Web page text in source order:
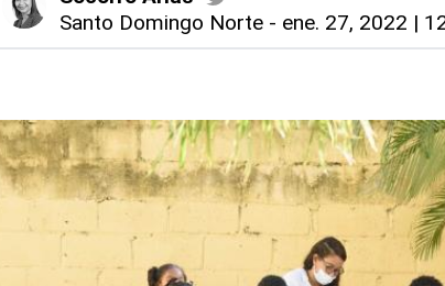
Santo Domingo Norte - ene. 27, 2022 |